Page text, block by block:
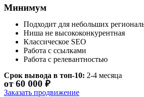
Минимум
Подходит для небольших
Ниша не высококонкурентная
Классическое SEO
Работа с ссылками
Работа с релевантностью
Срок вывода в топ-10: 2-4 месяца
от 60 000 ₽
Заказать продвижение